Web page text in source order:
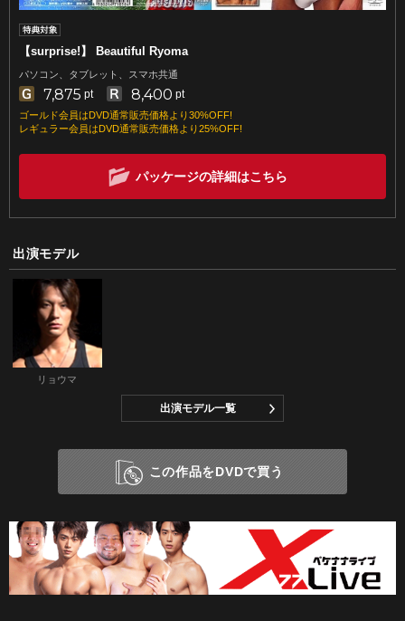
【surprise!】 Beautiful Ryoma
パソコン、タブレット、スマホ共通
7,875 pt 8,400 pt
ゴールド会員はDVD通常販売価格より30%OFF!
レギュラー会員はDVD通常販売価格より25%OFF!
パッケージの詳細はこちら
出演モデル
リョウマ
出演モデル一覧
この作品をDVDで買う